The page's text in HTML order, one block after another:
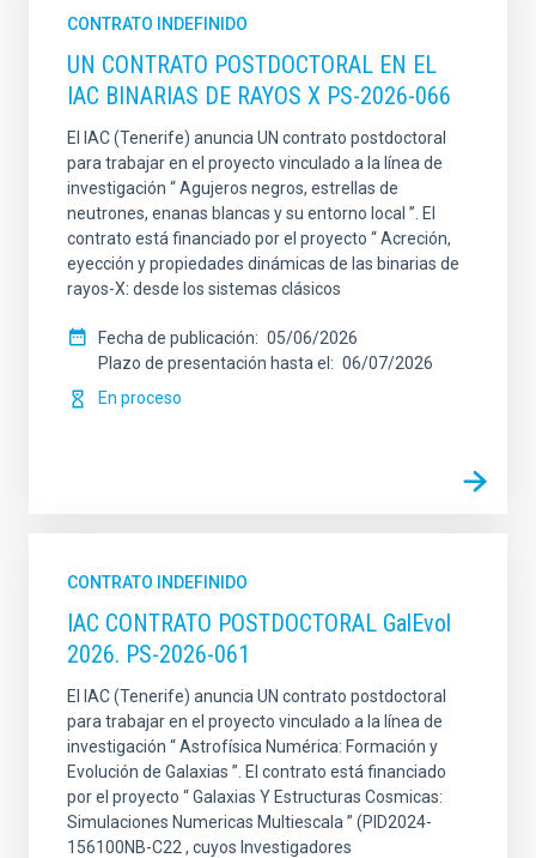
CONTRATO INDEFINIDO
UN CONTRATO POSTDOCTORAL EN EL
IAC BINARIAS DE RAYOS X PS-2026-066
El IAC (Tenerife) anuncia UN contrato postdoctoral
para trabajar en el proyecto vinculado a la línea de
investigación “ Agujeros negros, estrellas de
neutrones, enanas blancas y su entorno local ”. El
contrato está financiado por el proyecto “ Acreción,
eyección y propiedades dinámicas de las binarias de
rayos-X: desde los sistemas clásicos
Fecha de publicación
05/06/2026
Plazo de presentación hasta el
06/07/2026
En proceso
CONTRATO INDEFINIDO
IAC CONTRATO POSTDOCTORAL GalEvol
2026. PS-2026-061
El IAC (Tenerife) anuncia UN contrato postdoctoral
para trabajar en el proyecto vinculado a la línea de
investigación “ Astrofísica Numérica: Formación y
Evolución de Galaxias ”. El contrato está financiado
por el proyecto “ Galaxias Y Estructuras Cosmicas:
Simulaciones Numericas Multiescala ” (PID2024-
156100NB-C22 , cuyos Investigadores